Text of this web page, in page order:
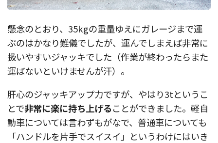
懸念のとおり、35kgの重量ゆえにガレージまで運
ぶのはかなり難儀でしたが、運んでしまえば非常に
扱いやすいジャッキでした（作業が終わったらまた
運ばないといけませんが汗）。
肝心のジャッキアップ力ですが、やはり3tというこ
とで非常に楽に持ち上げることができました。軽自
動車については言わずもがなで、普通車についても
「ハンドルを片手でスイスイ」というわけにはいき